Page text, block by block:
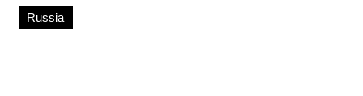
Russia